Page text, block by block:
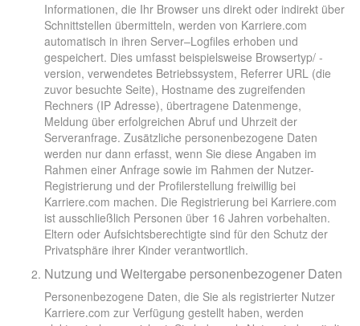
Informationen, die Ihr Browser uns direkt oder indirekt über
Schnittstellen übermitteln, werden von Karriere.com
automatisch in ihren Server–Logfiles erhoben und
gespeichert. Dies umfasst beispielsweise Browsertyp/ -
version, verwendetes Betriebssystem, Referrer URL (die
zuvor besuchte Seite), Hostname des zugreifenden
Rechners (IP Adresse), übertragene Datenmenge,
Meldung über erfolgreichen Abruf und Uhrzeit der
Serveranfrage. Zusätzliche personenbezogene Daten
werden nur dann erfasst, wenn Sie diese Angaben im
Rahmen einer Anfrage sowie im Rahmen der Nutzer-
Registrierung und der Profilerstellung freiwillig bei
Karriere.com machen. Die Registrierung bei Karriere.com
ist ausschließlich Personen über 16 Jahren vorbehalten.
Eltern oder Aufsichtsberechtigte sind für den Schutz der
Privatsphäre ihrer Kinder verantwortlich.
Nutzung und Weitergabe personenbezogener Daten
Personenbezogene Daten, die Sie als registrierter Nutzer
Karriere.com zur Verfügung gestellt haben, werden